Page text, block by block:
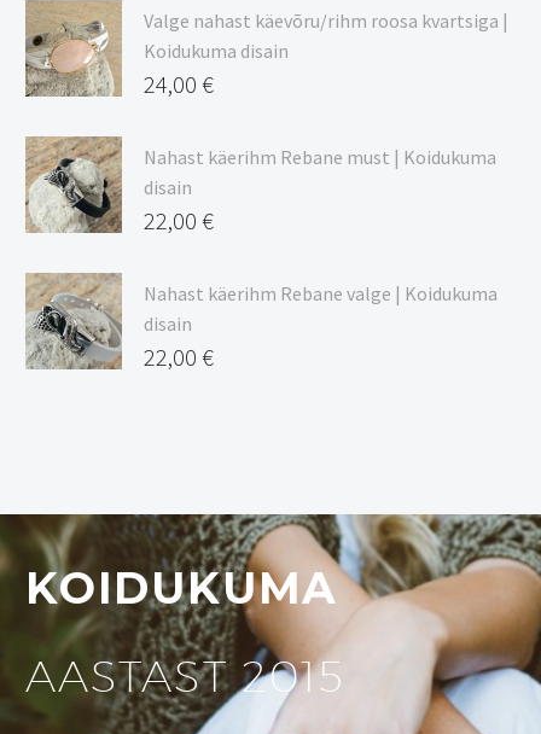
Valge nahast käevõru/rihm roosa kvartsiga |
Koidukuma disain
24,00 €
Nahast käerihm Rebane must | Koidukuma
disain
22,00 €
Nahast käerihm Rebane valge | Koidukuma
disain
22,00 €
KOIDUKUMA
AASTAST 2015